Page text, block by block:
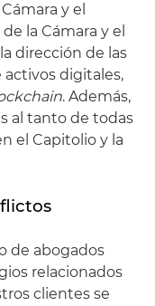
y el
la Cámara y el
dirección de las
digitales,
. Además,
al tanto de todas
el Capitolio y la
de abogados
relacionados
clientes se